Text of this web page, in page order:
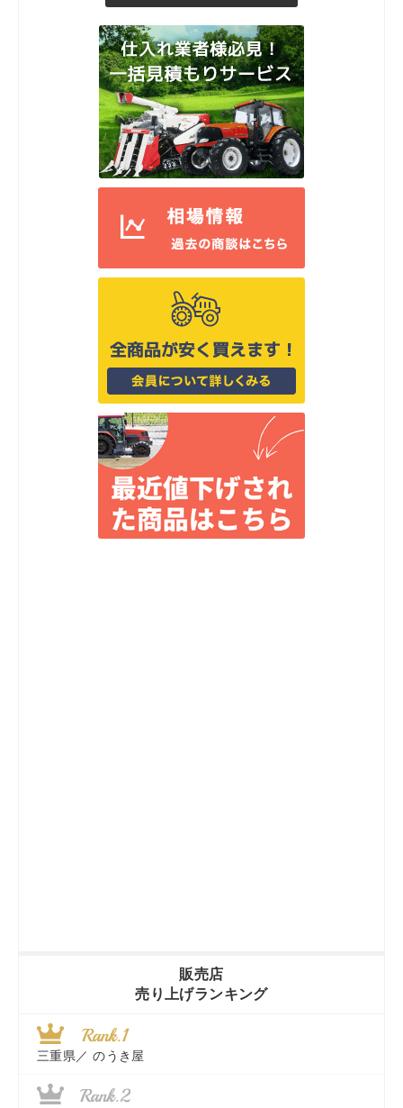
販売店
売り上げランキング
三重県／ のうき屋